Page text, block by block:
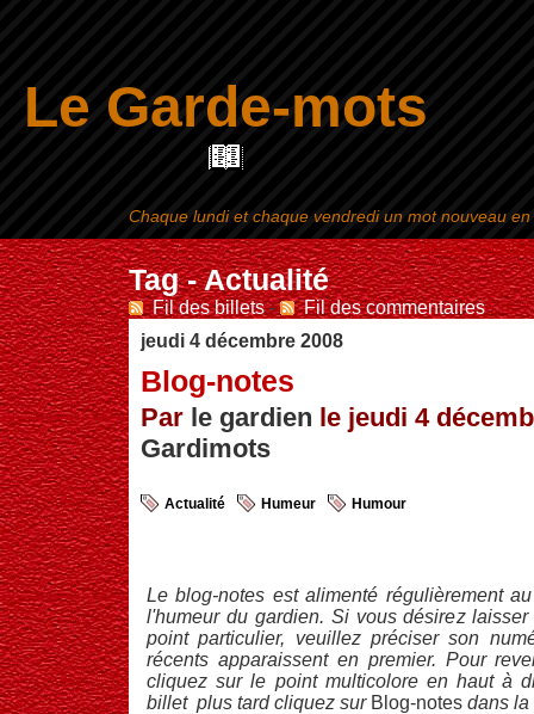
Le Garde-mots
Aller au contenu|
Tag - Actualité
Fil des billets-
Fil des commentaires
jeudi 4 décembre 2008
Blog-notes
Par le gardien le jeudi 4
Gardimots
Actualité Humeur Humour
Le blog-notes est alimenté régulièrement
l'humeur du gardien. Si vous désirez
point particulier, veuillez préciser son
récents apparaissent en premier. Pour
cliquez sur le point multicolore en haut à
billet plus tard cliquez surBlog-notes dans la
Chaque lundi et chaque vendredi un mot nouveau